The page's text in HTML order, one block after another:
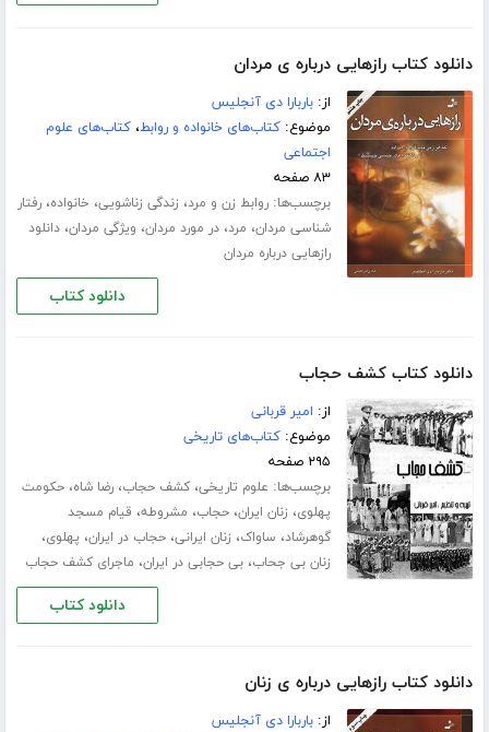
دانلود کتاب رازهایی درباره ی مردان
از:باربارا دی آنجلیس
موضوع:کتاب‌های خانواده و روابط،کتاب‌های علوم
اجتماعی
۸۳ صفحه
برچسب‌ها:روابط زن و مرد، زندگی زناشویی، خانواده،رفتار
شناسی مردان، مرد،در مورد مردان، ویژگی مردان،دانلود
رازهایی درباره مردان
دانلود کتاب
دانلود کتاب کشف حجاب
از: امیر قربانی
موضوع:کتاب‌های تاریخی
۲۹۵ صفحه
برچسب‌ها: علوم تاریخی،کشف حجاب،رضا شاه،حکومت
پهلوی، زنان ایران،حجاب، مشروطه، قیام مسجد
گوهرشاد، ساواک، زنان ایرانی،حجاب در ایران، پهلوی،
زنان بی جحاب،بی حجابی در ایران، ماجرای کشف حجاب
دانلود کتاب
دانلود کتاب رازهایی درباره ی زنان
از:باربارا دی آنجلیس